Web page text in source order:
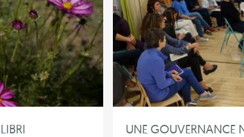
UNE GOUVERNANCE